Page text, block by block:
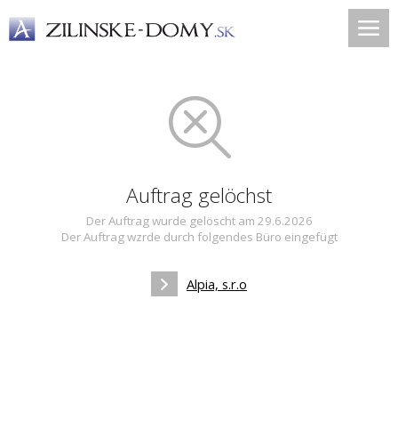
Auftrag gelöchst
Der Auftrag wurde gelöscht am 29.6.2026
Der Auftrag wzrde durch folgendes Büro eingefügt
Alpia, s.r.o